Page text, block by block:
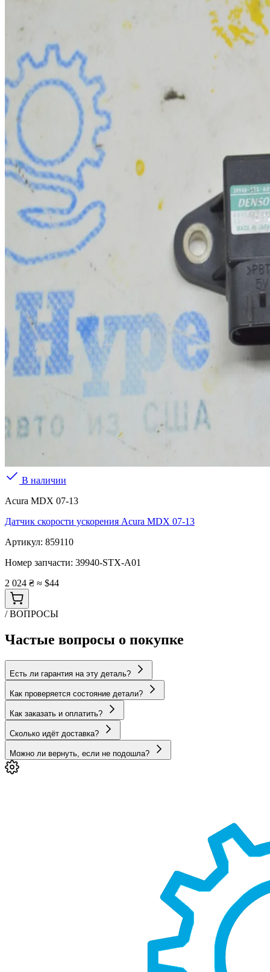
В наличии
Acura MDX 07-13
Датчик скорости ускорения Acura MDX 07-13
Артикул: 859110
Номер запчасти: 39940-STX-A01
2 024 ₴ ≈ $44
/ ВОПРОСЫ
Частые вопросы о покупке
Есть ли гарантия на эту деталь?
Как проверяется состояние детали?
Как заказать и оплатить?
Сколько идёт доставка?
Можно ли вернуть, если не подошла?